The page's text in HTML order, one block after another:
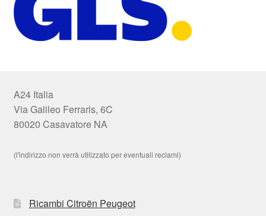
A24 Italia
Via Galileo Ferraris, 6C
80020 Casavatore NA
(l'indirizzo non verrà utilizzato per eventuali reclami)
Ricambi Citroën Peugeot